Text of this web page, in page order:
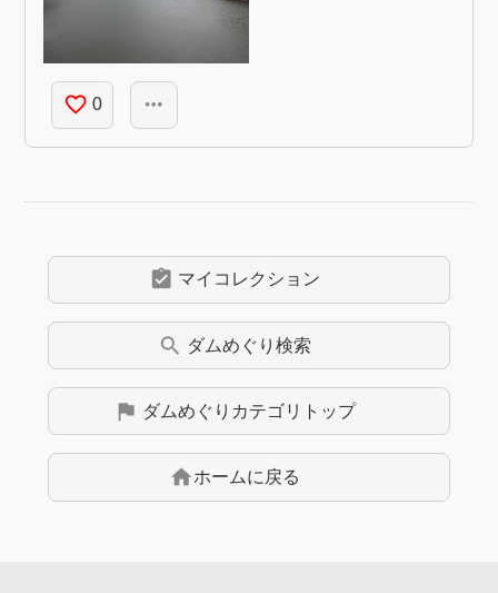
favorite_border 0 more_horiz
assignment_turned_in マイコレクション
search ダムめぐり検索
flag ダムめぐり カテゴリトップ
homeホームに戻る